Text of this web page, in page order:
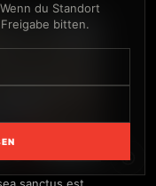
du Standort
bitten.